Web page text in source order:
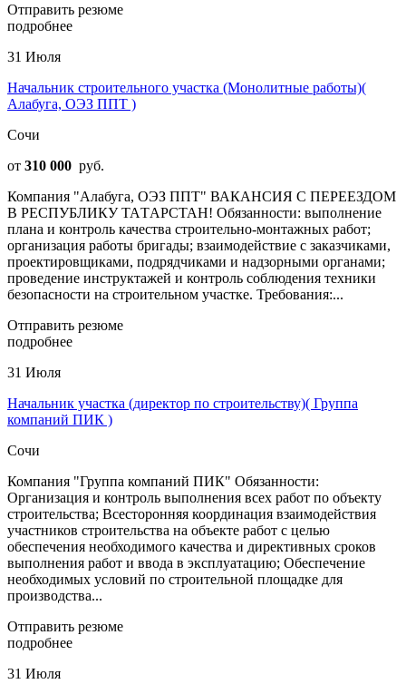
Отправить резюме
подробнее
31 Июля
Начальник строительного участка (Монолитные работы)(
Алабуга, ОЭЗ ППТ )
Сочи
от 310 000 руб.
Компания "Алабуга, ОЭЗ ППТ" ВАКAHCИЯ С ПЕРЕЕЗДОM
В PЕСПУБЛИКУ ТАTАPСTAH! Обязанности: выполнение
плана и контроль качества строительно-монтажных работ;
организация работы бригады; взаимодействие с заказчиками,
проектировщиками, подрядчиками и надзорными органами;
проведение инструктажей и контроль соблюдения техники
безопасности на строительном участке. Требования:...
Отправить резюме
подробнее
31 Июля
Начальник участка (директор по строительству)( Группа
компаний ПИК )
Сочи
Компания "Группа компаний ПИК" Обязанности:
Организация и контроль выполнения всех работ по объекту
строительства; Всесторонняя координация взаимодействия
участников строительства на объекте работ с целью
обеспечения необходимого качества и директивных сроков
выполнения работ и ввода в эксплуатацию; Обеспечение
необходимых условий по строительной площадке для
производства...
Отправить резюме
подробнее
31 Июля